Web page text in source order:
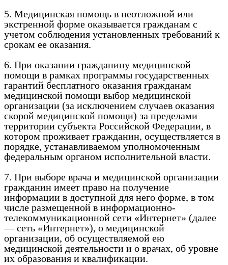
5. Медицинская помощь в неотложной или
экстренной форме оказывается гражданам с
учетом соблюдения установленных требований к
срокам ее оказания.
6. При оказании гражданину медицинской
помощи в рамках программы государственных
гарантий бесплатного оказания гражданам
медицинской помощи выбор медицинской
организации (за исключением случаев оказания
скорой медицинской помощи) за пределами
территории субъекта Российской Федерации, в
котором проживает гражданин, осуществляется в
порядке, устанавливаемом уполномоченным
федеральным органом исполнительной власти.
7. При выборе врача и медицинской организации
гражданин имеет право на получение
информации в доступной для него форме, в том
числе размещенной в информационно-
телекоммуникационной сети «Интернет» (далее
— сеть «Интернет»), о медицинской
организации, об осуществляемой ею
медицинской деятельности и о врачах, об уровне
их образования и квалификации.